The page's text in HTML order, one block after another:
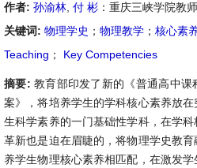
作者: 孙渝林 付 彬 ：重庆三峡学院教
关键词: 物理学史 ； 物理教学 ； 核心素
Teaching ； Key Competencies
摘要: 教育部印发了新的《普通高中
案》，将培养学生的学科核心素养放
生科学素养的一门基础性学科，在学
革新也是迫在眉睫的，将物理学史教
养学生物理核心素养相匹配，在激发